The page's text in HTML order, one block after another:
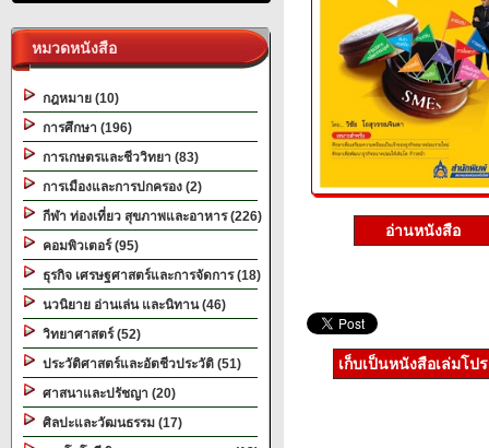
หมวดหนังสือ
กฎหมาย (10)
การศึกษา (196)
การเกษตรและชีววิทยา (83)
การเมืองและการปกครอง (2)
กีฬา ท่องเที่ยว สุขภาพและอาหาร (226)
คอมพิวเตอร์ (95)
ธุรกิจ เศรษฐศาสตร์และการจัดการ (18)
นวนิยาย อ่านเล่น และนิทาน (46)
วิทยาศาสตร์ (52)
ประวัติศาสตร์และอัตชีวประวัติ (51)
ศาสนาและปรัชญา (20)
ศิลปะและวัฒนธรรม (17)
อ่านหนังสือ
เก็บเป็นหนังสือเล่มโป